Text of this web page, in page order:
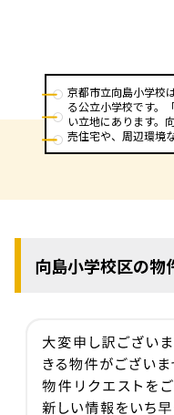
京都市立向島小学校
る公立小学校です。
い立地にあります。
売住宅や、周辺環境
向島小学校区の物